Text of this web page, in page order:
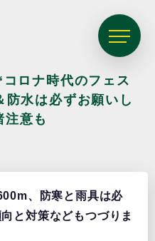
ロナ時代のフェス
防水は必ずお願いし
注意も
、防寒と雨具は必
と対策などもつづりま